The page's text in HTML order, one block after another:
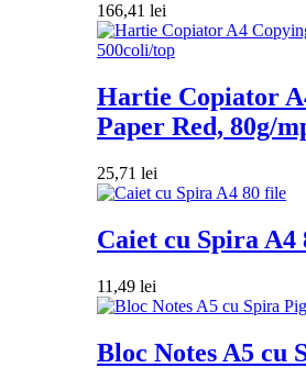
166,41 lei
Hartie Copiator
Paper Red, 80g/
25,71 lei
Caiet cu Spira A4
11,49 lei
Bloc Notes A5 cu